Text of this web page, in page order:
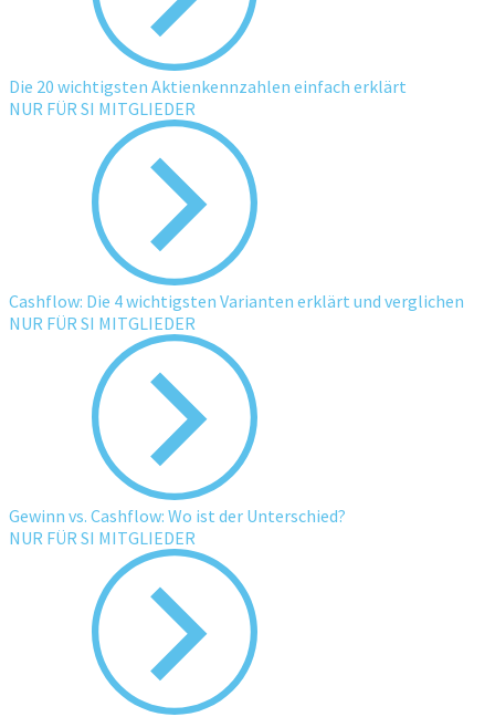
Die 20 wichtigsten Aktienkennzahlen einfach erklärt
NUR FÜR SI MITGLIEDER
Cashflow: Die 4 wichtigsten Varianten erklärt und verglichen
NUR FÜR SI MITGLIEDER
Gewinn vs. Cashflow: Wo ist der Unterschied?
NUR FÜR SI MITGLIEDER